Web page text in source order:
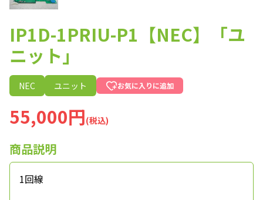
IP1D-1PRIU-P1【NEC】「ユ
ニット」
NEC ユニット お気に入りに追加
55,000円(税込)
商品説明
1回線